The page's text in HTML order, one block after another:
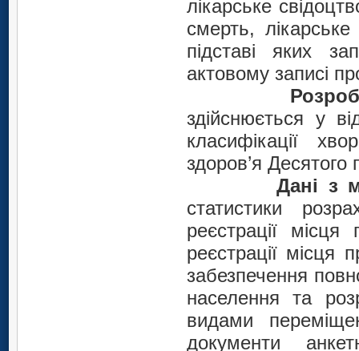
лікарське
смерть,
підставі яких
актовому записі
здійснюється у
класифікації
здоров’я Десятого
Дані з
статистики
реєстрації
реєстрації місця
забезпечення
населення та
видами
документи